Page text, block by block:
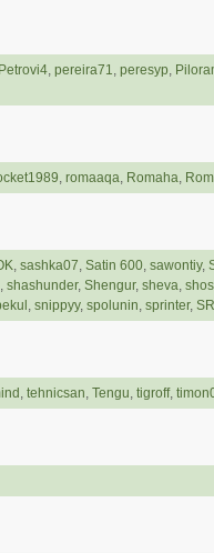
Petrovi4, pereira71, peresyp,
, romaaqa, Romaha,
, sashka07, Satin 600, sawontiy,
, shashunder, Shengur, sheva,
, snippyy, spolunin, sprinter, SR
, tehnicsan, Tengu, tigroff,